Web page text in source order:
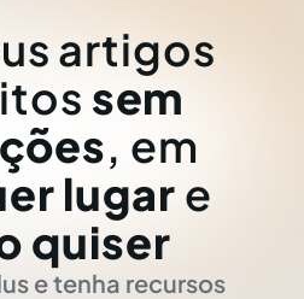
artigos
sem
, em
lugar e
quiser
e tenha recursos